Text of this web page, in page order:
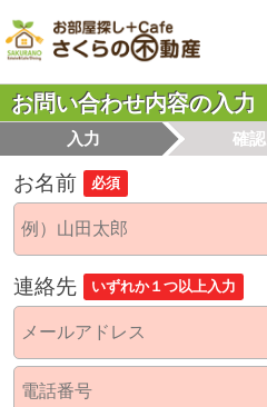
お問い合わせ内容の入力
入力 確認
お名前 必須
連絡先 いずれか１つ以上入力